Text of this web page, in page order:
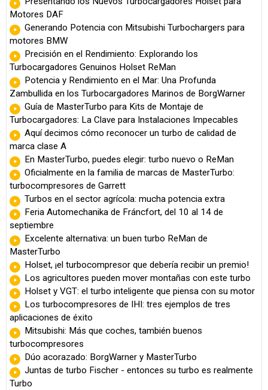
Motores DAF
Generando Potencia con Mitsubishi Turbochargers para
motores BMW
Precisión en el Rendimiento: Explorando los
Turbocargadores Genuinos Holset ReMan
Potencia y Rendimiento en el Mar: Una Profunda
Zambullida en los Turbocargadores Marinos de BorgWarner
Guía de MasterTurbo para Kits de Montaje de
Turbocargadores: La Clave para Instalaciones Impecables
Aquí decimos cómo reconocer un turbo de calidad de
marca clase A
En MasterTurbo, puedes elegir: turbo nuevo o ReMan
Oficialmente en la familia de marcas de MasterTurbo:
turbocompresores de Garrett
Turbos en el sector agrícola: mucha potencia extra
Feria Automechanika de Fráncfort, del 10 al 14 de
septiembre
Excelente alternativa: un buen turbo ReMan de
MasterTurbo
Holset, ¡el turbocompresor que debería recibir un premio!
Los agricultores pueden mover montañas con este turbo
Holset y VGT: el turbo inteligente que piensa con su motor
Los turbocompresores de IHI: tres ejemplos de tres
aplicaciones de éxito
Mitsubishi: Más que coches, también buenos
turbocompresores
Dúo acorazado: BorgWarner y MasterTurbo
Juntas de turbo Fischer - entonces su turbo es realmente
Turbo